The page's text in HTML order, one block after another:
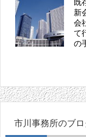
既
新
会
て
の
市川事務所のブ